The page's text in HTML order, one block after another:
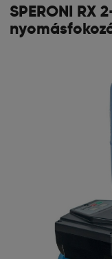
SPERONI RX